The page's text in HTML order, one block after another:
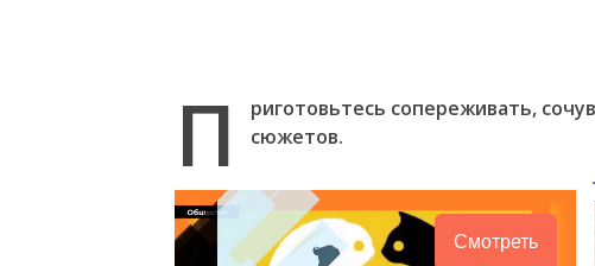
П
риготовьтесь сопереживать,
сюжетов.
Смотреть